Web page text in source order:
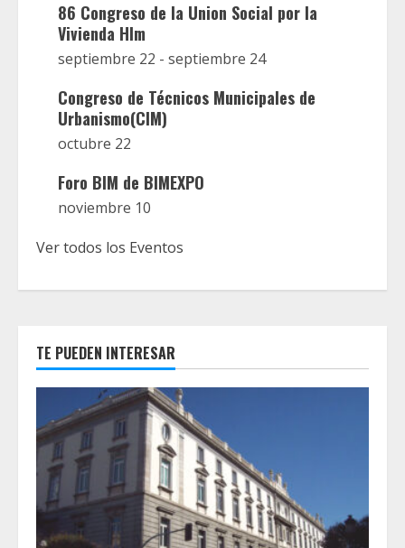
86 Congreso de la Union Social por la
Vivienda Hlm
septiembre 22 - septiembre 24
Congreso de Técnicos Municipales de
Urbanismo(CIM)
octubre 22
Foro BIM de BIMEXPO
noviembre 10
Ver todos los Eventos
TE PUEDEN INTERESAR